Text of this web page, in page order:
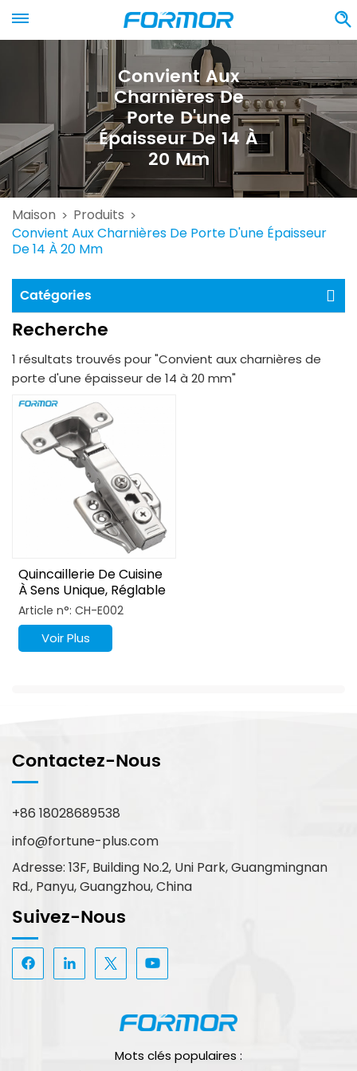
Convient Aux
Charnières De
Porte D'une
Épaisseur De 14 À
20 Mm
Maison > Produits >
Convient Aux Charnières De Porte D'une Épaisseur
De 14 À 20 Mm
Catégories
Recherche
1 résultats trouvés pour "Convient aux charnières de
porte d'une épaisseur de 14 à 20 mm"
Quincaillerie De Cuisine
À Sens Unique, Réglable
3D, Nickelée, Résistante
À La Rouille, Fermeture
Douce
Article n°: CH-E002
Voir Plus
Contactez-Nous
+86 18028689538
info@fortune-plus.com
Adresse: 13F, Building No.2, Uni Park, Guangmingnan
Rd., Panyu, Guangzhou, China
Suivez-Nous
Mots clés populaires :